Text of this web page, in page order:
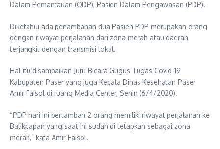
Dalam Pemantauan (ODP), Pasien Dalam Pengawasan (PDP).
Diketahui ada penambahan dua Pasien PDP merupakan orang
dengan riwayat perjalanan dari zona merah atau daerah
terjangkit dengan transmisi lokal.
Hal itu disampaikan Juru Bicara Gugus Tugas Covid-19
Kabupaten Paser yang juga Kepala Dinas Kesehatan Paser
Amir Faisol di ruang Media Center, Senin (6/4/2020).
“PDP hari ini bertambah 2 orang memiliki riwayat perjalanan ke
Balikpapan yang saat ini sudah di tetapkan sebagai zona
merah,” kata Amir Faisol.